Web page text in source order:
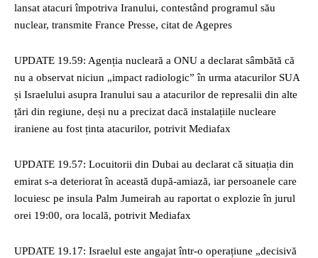
lansat atacuri împotriva Iranului, contestând programul său
nuclear, transmite France Presse, citat de Agepres
UPDATE 19.59: Agenția nucleară a ONU a declarat sâmbătă că
nu a observat niciun „impact radiologic” în urma atacurilor SUA
și Israelului asupra Iranului sau a atacurilor de represalii din alte
țări din regiune, deși nu a precizat dacă instalațiile nucleare
iraniene au fost ținta atacurilor, potrivit Mediafax
UPDATE 19.57: Locuitorii din Dubai au declarat că situația din
emirat s-a deteriorat în această după-amiază, iar persoanele care
locuiesc pe insula Palm Jumeirah au raportat o explozie în jurul
orei 19:00, ora locală, potrivit Mediafax
UPDATE 19.17: Israelul este angajat într-o operațiune „decisivă